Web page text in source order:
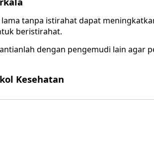
tanpa istirahat dapat
beristirahat.
dengan pengemudi lain agar
Kesehatan